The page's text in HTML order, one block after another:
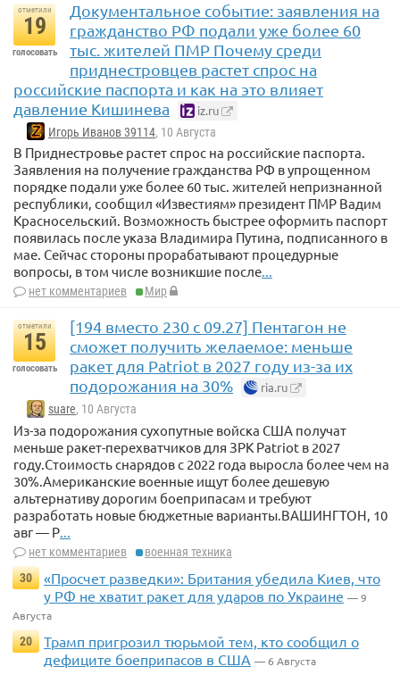
отметили
19
голосовать
Документальное событие: заявления на
гражданство РФ подали уже более 60
тыс. жителей ПМР Почему среди
приднестровцев растет спрос на
российские паспорта и как на это влияет
давление Кишинева
iz.ru
Игорь Иванов 39114, 10 Августа
В Приднестровье растет спрос на российские паспорта.
Заявления на получение гражданства РФ в упрощенном
порядке подали уже более 60 тыс. жителей непризнанной
республики, сообщил «Известиям» президент ПМР Вадим
Красносельский. Возможность быстрее оформить паспорт
появилась после указа Владимира Путина, подписанного в
мае. Сейчас стороны прорабатывают процедурные
вопросы, в том числе возникшие после...
нет комментариев Мир
отметили
15
голосовать
[194 вместо 230 с 09.27] Пентагон не
сможет получить желаемое: меньше
ракет для Patriot в 2027 году из-за их
подорожания на 30%
ria.ru
suare, 10 Августа
Из-за подорожания сухопутные войска США получат
меньше ракет-перехватчиков для ЗРК Patriot в 2027
году.Стоимость снарядов с 2022 года выросла более чем на
30%.Американские военные ищут более дешевую
альтернативу дорогим боеприпасам и требуют
разработать новые бюджетные варианты.ВАШИНГТОН, 10
авг — Р
нет комментариев
военная техника
30
«Просчет разведки»: Британия убедила Киев, что
у РФ не хватит ракет для ударов по Украине — 9
Августа
20
Трамп пригрозил тюрьмой тем, кто сообщил о
дефиците боеприпасов в США — 6 Августа